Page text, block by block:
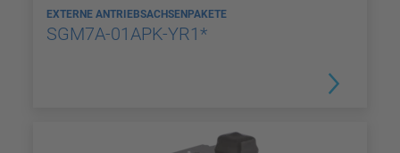
EXTERNE ANTRIEBSACHSENPAKETE
SGM7A-01APK-YR1*